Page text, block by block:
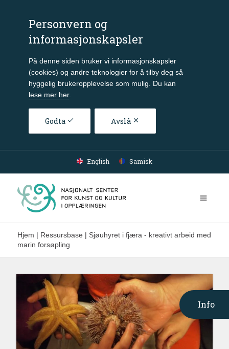
Personvern og
informasjonskapsler
På denne siden bruker vi informasjonskapsler
(cookies) og andre teknologier for å tilby deg så
hyggelig brukeropplevelse som mulig. Du kan
lese mer her.
Godta Avslå
Gå til hovedinnhold
English Samisk
Hjem | Ressursbase | Sjøuhyret i fjæra - kreativt arbeid med
marin forsøpling
Info